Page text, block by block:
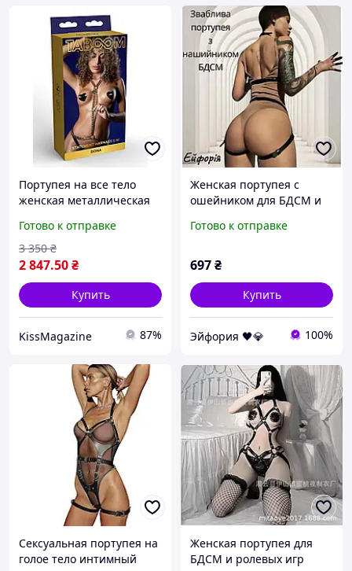
Портупея на все тело
женская металлическая
Talla
Готово к отправке
2 847.50₴
3 350 ₴
Купить
KissMagazine 87%
Женская портупея с
ошейником для БДСМ и
аксессуар с
Готово к отправке
697₴
Купить
Эйфория 🖤💎 100%
Сексуальная портупея на
голое тело интимный
Женская портупея для
БДСМ и ролевых игр